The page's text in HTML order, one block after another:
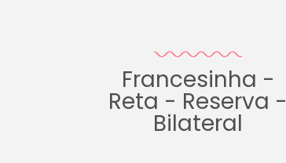
Francesinha -
Reta - Reserva -
Bilateral